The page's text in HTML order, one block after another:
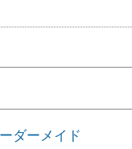
ダーメイド